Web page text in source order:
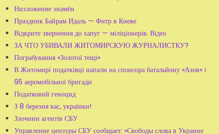
Низложение знамён
Праздник Байрам Идаль — Фитр в Киеве
Відкрите звернення до хапуг — міліціонерів. Відео
ЗА ЧТО УБИВАЛИ ЖИТОМИРСКУЮ ЖУРНАЛИСТКУ?
Пограбування «Золотої тещі»
В Житомирі податківці напали на спонсора батальйону «Азов» і
95 аеромобільної бригади
Податковий геноцид
З 8 березня вас, українки!
Злочини агентів СБУ
Управление цензуры СБУ сообщает: «Свободы слова в Украине